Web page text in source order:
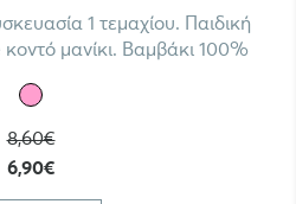
1 τεμαχίου. Παιδική
μανίκι. Βαμβάκι 100%
8,60€
6,90€